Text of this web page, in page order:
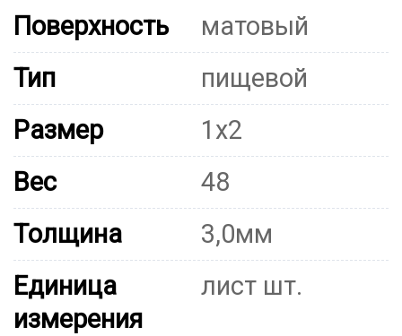
Поверхность
матовый
Тип
пищевой
Размер
1х2
Вес
48
Толщина
3,0мм
Единица
измерения
лист шт.